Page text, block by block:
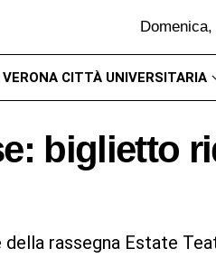
VERONA CITTÀ UNIVERSITARIA
biglietto
rassegna Estate